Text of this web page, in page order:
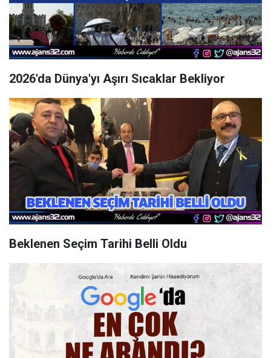
2026'da Dünya'yı Aşırı Sıcaklar Bekliyor
Beklenen Seçim Tarihi Belli Oldu